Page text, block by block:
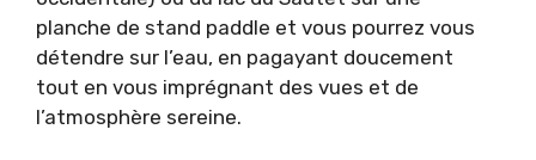
planche de stand paddle et vous pourrez vous
détendre sur l’eau, en pagayant doucement
tout en vous imprégnant des vues et de
l’atmosphère sereine.